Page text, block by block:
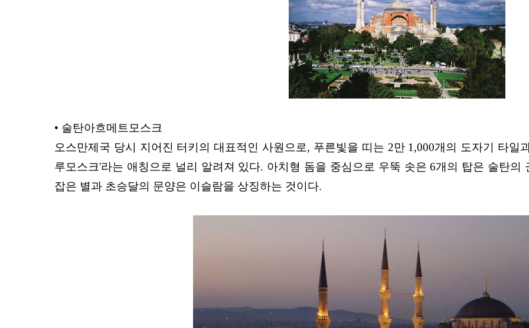
• 술탄아흐메트모스크
오스만제국 당시 지어진 터키의 대표적인 사원으로, 푸른빛을 띠는 2만 1,000개의 도자기 타일
루모스크'라는 애칭으로 널리 알려져 있다. 아치형 돔을 중심으로 우뚝 솟은 6개의 탑은 술탄의
잡은 별과 초승달의 문양은 이슬람을 상징하는 것이다.